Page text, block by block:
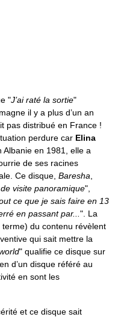
"J’ai raté la sortie"
il y a plus d’un an
pas distribué en France !
perdure car Elina
Albanie en 1981, elle a
de ses racines
Ce disque, Baresha
visite panoramique",
ce que je sais faire en 13
en passant par... ". La
du contenu révèlent
qui sait mettre la
" qualifie ce disque sur
d’un disque référé au
en sont les
et ce disque sait